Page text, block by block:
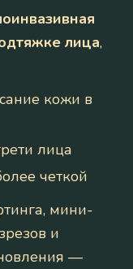
лица,
кожи в
лица
четкой
мини-
и
—